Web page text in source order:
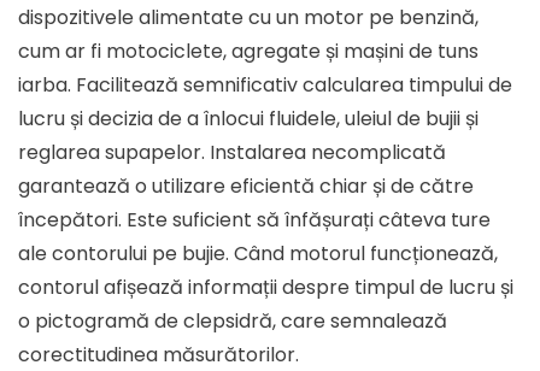
dispozitivele alimentate cu un motor pe benzină,
cum ar fi motociclete, agregate și mașini de tuns
iarba. Facilitează semnificativ calcularea timpului de
lucru și decizia de a înlocui fluidele, uleiul de bujii și
reglarea supapelor. Instalarea necomplicată
garantează o utilizare eficientă chiar și de către
începători. Este suficient să înfășurați câteva ture
ale contorului pe bujie. Când motorul funcționează,
contorul afișează informații despre timpul de lucru și
o pictogramă de clepsidră, care semnalează
corectitudinea măsurătorilor.